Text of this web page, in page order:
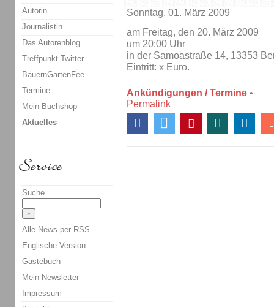
Sonntag, 01. März 2009
am Freitag, den 20. März 2009
um 20:00 Uhr
in der Samoastraße 14, 13353
Eintritt: x Euro.
Ankündigungen / Termine •
Permalink
Autorin
Journalistin
Das Autorenblog
Treffpunkt Twitter
BauernGartenFee
Termine
Mein Buchshop
Aktuelles
Suche
Alle News per RSS
Englische Version
Gästebuch
Mein Newsletter
Impressum